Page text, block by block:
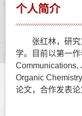
个人简介
张红林，研
学。目前以第一
Communications,
Organic
论文，合作发表论